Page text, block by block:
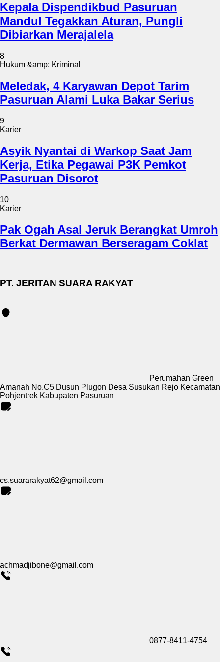
Kepala Dispendikbud Pasuruan
Mandul Tegakkan Aturan, Pungli
Dibiarkan Merajalela
8
Hukum &amp; Kriminal
Meledak, 4 Karyawan Depot Tarim
Pasuruan Alami Luka Bakar Serius
9
Karier
Asyik Nyantai di Warkop Saat Jam
Kerja, Etika Pegawai P3K Pemkot
Pasuruan Disorot
10
Karier
Pak Ogah Asal Jeruk Berangkat Umroh
Berkat Dermawan Berseragam Coklat
PT. JERITAN SUARA RAKYAT
Perumahan Green
Amanah No.C5 Dusun Plugon Desa Susukan Rejo Kecamatan
Pohjentrek Kabupaten Pasuruan
cs.suararakyat62@gmail.com
achmadjibone@gmail.com
0877-8411-4754